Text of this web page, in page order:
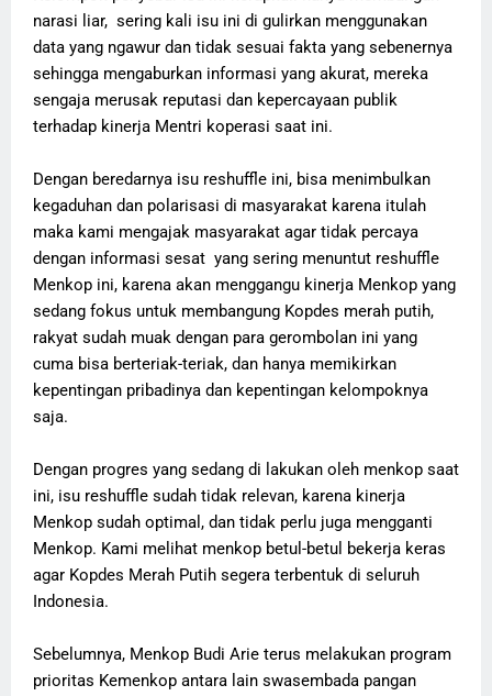
narasi liar, sering kali isu ini di gulirkan menggunakan
data yang ngawur dan tidak sesuai fakta yang sebenernya
sehingga mengaburkan informasi yang akurat, mereka
sengaja merusak reputasi dan kepercayaan publik
terhadap kinerja Mentri koperasi saat ini.
Dengan beredarnya isu reshuffle ini, bisa menimbulkan
kegaduhan dan polarisasi di masyarakat karena itulah
maka kami mengajak masyarakat agar tidak percaya
dengan informasi sesat yang sering menuntut reshuffle
Menkop ini, karena akan menggangu kinerja Menkop yang
sedang fokus untuk membangung Kopdes merah putih,
rakyat sudah muak dengan para gerombolan ini yang
cuma bisa berteriak-teriak, dan hanya memikirkan
kepentingan pribadinya dan kepentingan kelompoknya
saja.
Dengan progres yang sedang di lakukan oleh menkop saat
ini, isu reshuffle sudah tidak relevan, karena kinerja
Menkop sudah optimal, dan tidak perlu juga mengganti
Menkop. Kami melihat menkop betul-betul bekerja keras
agar Kopdes Merah Putih segera terbentuk di seluruh
Indonesia.
Sebelumnya, Menkop Budi Arie terus melakukan program
prioritas Kemenkop antara lain swasembada pangan